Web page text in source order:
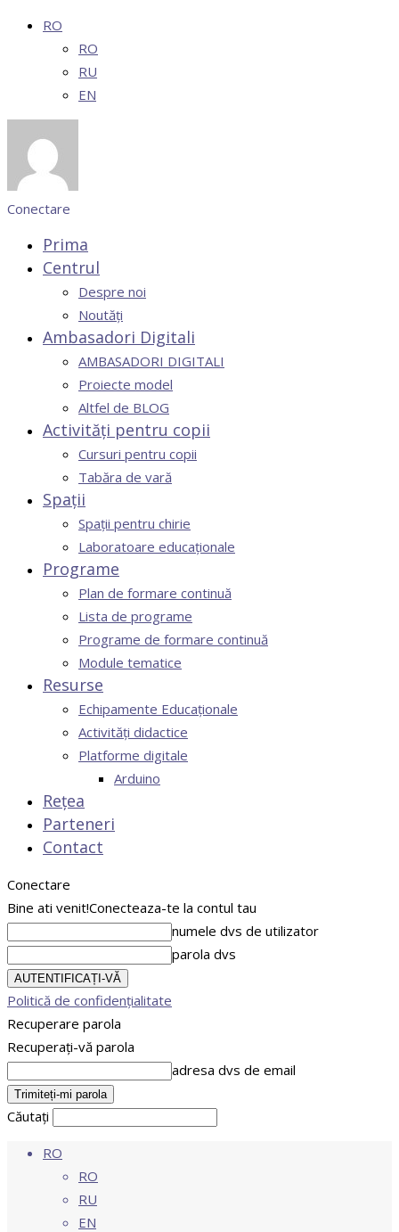
RO
RO
RU
EN
Conectare
Prima
Centrul
Despre noi
Noutăți
Ambasadori Digitali
AMBASADORI DIGITALI
Proiecte model
Altfel de BLOG
Activități pentru copii
Cursuri pentru copii
Tabăra de vară
Spații
Spații pentru chirie
Laboratoare educaționale
Programe
Plan de formare continuă
Lista de programe
Programe de formare continuă
Module tematice
Resurse
Echipamente Educaționale
Activități didactice
Platforme digitale
Arduino
Rețea
Parteneri
Contact
Conectare
Bine ati venit!Conecteaza-te la contul tau
numele dvs de utilizator
parola dvs
Politică de confidențialitate
Recuperare parola
Recuperați-vă parola
adresa dvs de email
Căutați
RO
RO
RU
EN